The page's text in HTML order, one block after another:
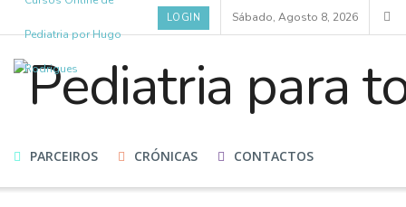
Pediatria por Hugo
Rodrigues
LOGIN Sábado, Agosto 8, 2026
HOME CURSOS BLOG ESPECIALISTAS
PARCEIROS CRÓNICAS CONTACTOS